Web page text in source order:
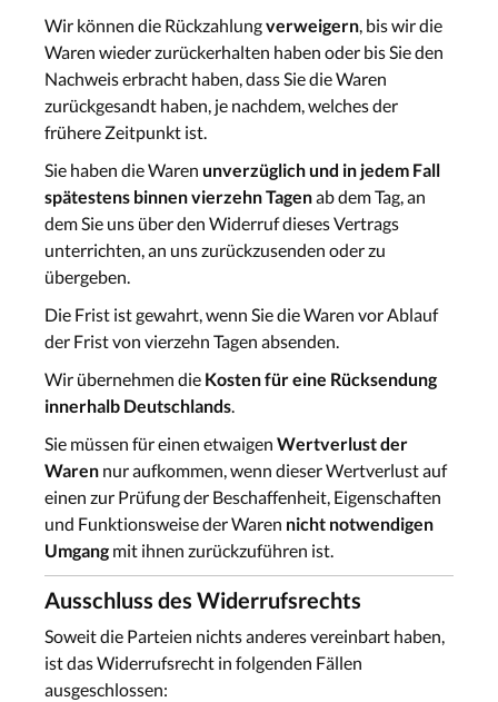
Wir können die Rückzahlungverweigern, bis wir die
Waren wieder zurückerhalten haben oder bis Sie den
Nachweis erbracht haben, dass Sie die Waren
zurückgesandt haben, je nachdem, welches der
frühere Zeitpunkt ist.
Sie haben die Waren unverzüglich und in jedem Fall
spätestens binnen vierzehn Tagenab dem Tag, an
dem Sie uns über den Widerruf dieses Vertrags
unterrichten, an uns zurückzusenden oder zu
übergeben.
Die Frist ist gewahrt, wenn Sie die Waren vor Ablauf
der Frist von vierzehn Tagen absenden.
Wir übernehmen die Kosten für eine Rücksendung
innerhalb Deutschlands.
Sie müssen für einen etwaigen Wertverlust der
Waren nur aufkommen, wenn dieser Wertverlust auf
einen zur Prüfung der Beschaffenheit, Eigenschaften
und Funktionsweise der Waren nicht notwendigen
Umgang mit ihnen zurückzuführen ist.
Ausschluss des Widerrufsrechts
Soweit die Parteien nichts anderes vereinbart haben,
ist das Widerrufsrecht in folgenden Fällen
ausgeschlossen: